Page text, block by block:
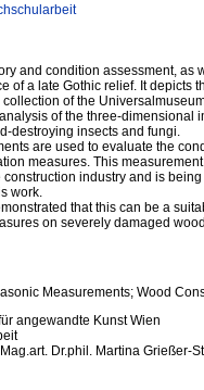
and condition assessment, as
of a late Gothic relief. It depicts
of the
of the three-dimensional
destroying insects and fungi.
are used to evaluate the
measures. This
industry and is
work.
that this can be a
on severely damaged wood
Measurements; Wood
angewandte Kunst Wien
Dr.phil. Martina Grießer-